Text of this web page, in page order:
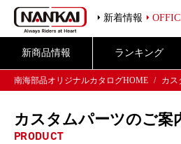
新着情報
新商品情報 ランキング
南海部品オリジナルカタログHOME
カス
カスタムパーツのご案
PRODUCT